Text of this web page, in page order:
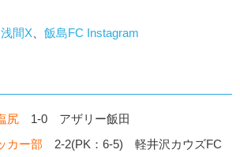
間X 飯島FC Instagram
尻 1-0 アザリー飯田
カー部 2-2(PK：6-5) 軽井沢カウズFC